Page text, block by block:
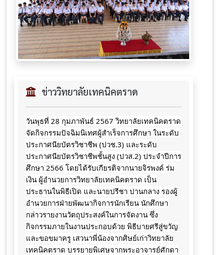
ข่าววิทยาลัยเทคนิคตราด
วันพุธที่ 28 กุมภาพันธ์ 2567 วิทยาลัยเทคนิคตราด
จัดกิจกรรมปัจฉิมนิเทศผู้สำเร็จการศึกษา ในระดับ
ประกาศนียบัตรวิชาชีพ (ปวช.3) และระดับ
ประกาศนียบัตรวิชาชีพชั้นสูง (ปวส.2) ประจำปีการ
ศึกษา 2566 โดยได้รับเกียรติจากนายจิรพงค์ ร่ม
เงิน ผู้อำนวยการวิทยาลัยเทคนิคตราด เป็น
ประธานในพิธีเปิด และนายปรีชา ปานกลาง รองผู้
อำนวยการฝ่ายพัฒนากิจการนักเรียน นักศึกษา
กล่าวรายงานวัตถุประสงค์ในการจัดงาน ซึ่ง
กิจกรรมภายในงานประกอบด้วย พิธีบายศรีสู่ขวัญ
และขอขมาครู เสวนาพี่น้องจากศิษย์เก่าวิทยาลัย
เทคนิคตราด บรรยายพิเศษจากพระอาจารย์ศักดา